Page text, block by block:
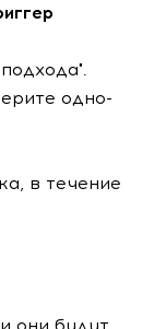
одно-
в течение